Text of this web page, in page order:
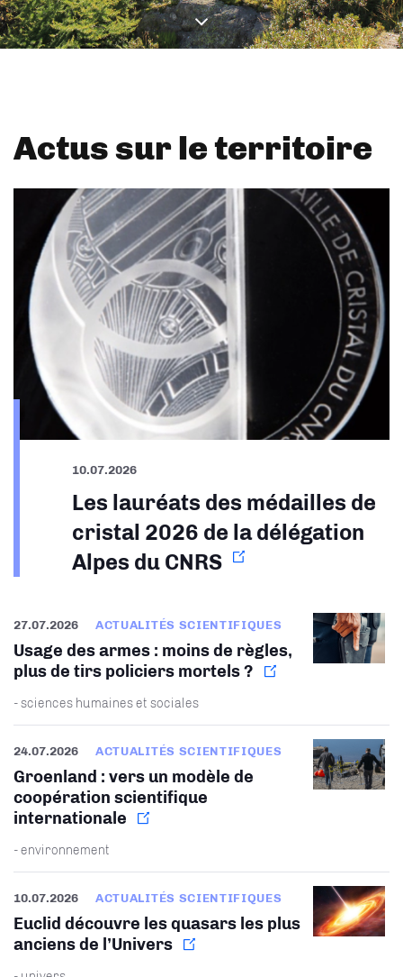
Actus sur le territoire
10.07.2026
Les lauréats des médailles de
cristal 2026 de la délégation
Alpes du CNRS
27.07.2026 ACTUALITÉS SCIENTIFIQUES
Usage des armes : moins de règles,
plus de tirs policiers mortels ?
- sciences humaines et sociales
24.07.2026 ACTUALITÉS SCIENTIFIQUES
Groenland : vers un modèle de
coopération scientifique
internationale
- environnement
10.07.2026 ACTUALITÉS SCIENTIFIQUES
Euclid découvre les quasars les plus
anciens de l’Univers